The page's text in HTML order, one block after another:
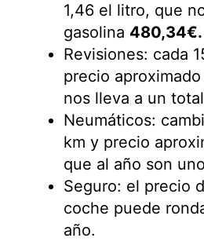
1,46 el litro, que
gasolina 480,34€.
Revisiones: cada
precio
nos lleva a un
Neumáticos:
km y precio
que al año son
Seguro: el precio
coche puede
año.